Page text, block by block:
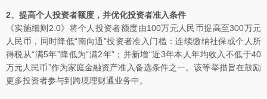
2、提高个人投资者额度，并优化投资者准入条件
《实施细则2.0》将个人投资者额度由100万元人民币提高至300万元
人民币，同时降低“南向通”投资者准入门槛：连续缴纳社保或个人所
得税从“满5年”降低为“满2年”；并新增“近3年本人年均收入不低于40
万元人民币”作为家庭金融资产准入备选条件之一。该等举措旨在鼓励
更多投资者参与到跨境理财通业务中。